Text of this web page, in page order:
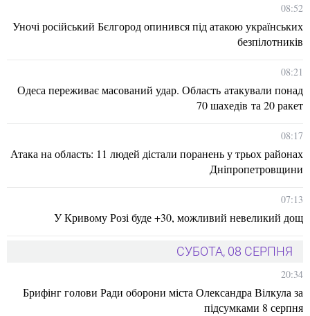
08:52
Уночі російський Бєлгород опинився під атакою українських
безпілотників
08:21
Одеса переживає масований удар. Область атакували понад
70 шахедів та 20 ракет
08:17
Атака на область: 11 людей дістали поранень у трьох районах
Дніпропетровщини
07:13
У Кривому Розі буде +30, можливий невеликий дощ
СУБОТА, 08 СЕРПНЯ
20:34
Брифінг голови Ради оборони міста Олександра Вілкула за
підсумками 8 серпня